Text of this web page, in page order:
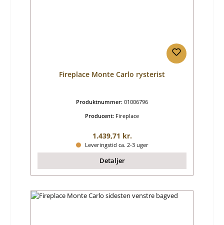
Fireplace Monte Carlo rysterist
Produktnummer: 01006796
Producent: Fireplace
Almindelig pris:
1.439,71 kr.
Leveringstid ca. 2-3 uger
Detaljer